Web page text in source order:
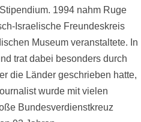
1994 nahm Ruge
Israelische Freundeskreis
Museum veranstaltete. In
trat dabei besonders durch
die Länder geschrieben hatte,
wurde mit vielen
Bundesverdienstkreuz